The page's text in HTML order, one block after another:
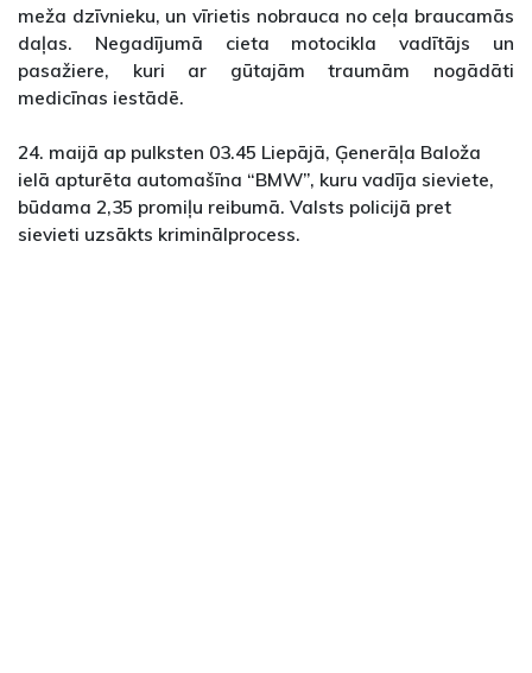
meža dzīvnieku, un vīrietis nobrauca no ceļa braucamās
daļas. Negadījumā cieta motocikla vadītājs un
pasažiere, kuri ar gūtajām traumām nogādāti
medicīnas iestādē.
24. maijā ap pulksten 03.45 Liepājā, Ģenerāļa Baloža
ielā apturēta automašīna “BMW”, kuru vadīja sieviete,
būdama 2,35 promiļu reibumā. Valsts policijā pret
sievieti uzsākts kriminālprocess.